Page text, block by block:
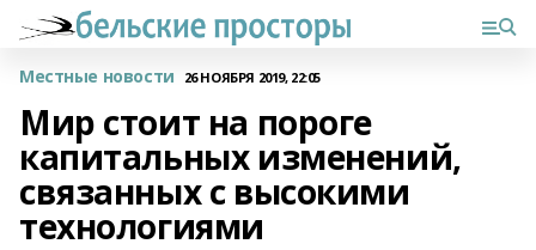
Местные новости 26 НОЯБРЯ 2019, 22:05
Мир стоит на пороге
капитальных изменений,
связанных с высокими
технологиями